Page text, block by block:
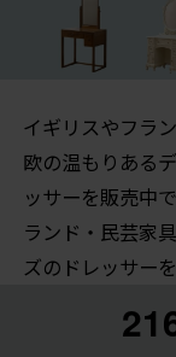
イギリスやフラ
欧の温もりある
ッサーを販売中
ランド・民芸家
ズのドレッサー